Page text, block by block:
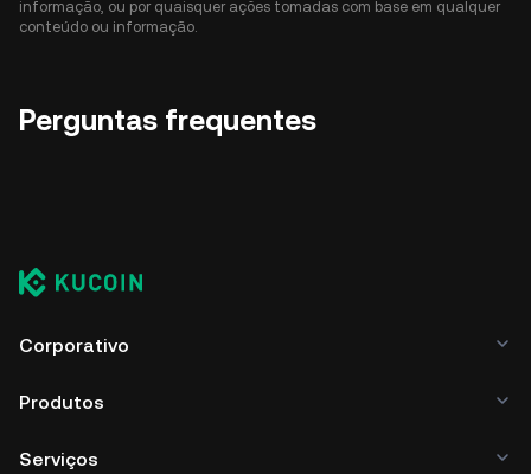
informação, ou por quaisquer ações tomadas com base em qualquer
conteúdo ou informação.
Perguntas frequentes
Corporativo
Produtos
Serviços